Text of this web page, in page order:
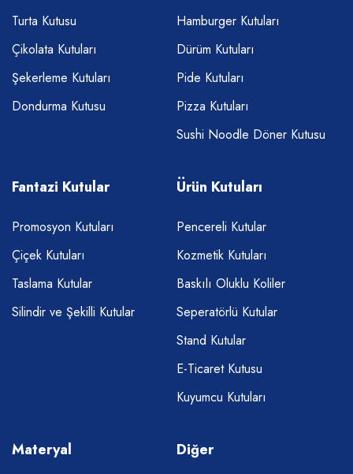
Turta Kutusu
Çikolata Kutuları
Şekerleme Kutuları
Dondurma Kutusu
Hamburger Kutuları
Dürüm Kutuları
Pide Kutuları
Pizza Kutuları
Sushi Noodle Döner Kutusu
Fantazi Kutular
Promosyon Kutuları
Çiçek Kutuları
Taslama Kutular
Silindir ve Şekilli Kutular
Ürün Kutuları
Pencereli Kutular
Kozmetik Kutuları
Baskılı Oluklu Koliler
Seperatörlü Kutular
Stand Kutular
E-Ticaret Kutusu
Kuyumcu Kutuları
Materyal Diğer